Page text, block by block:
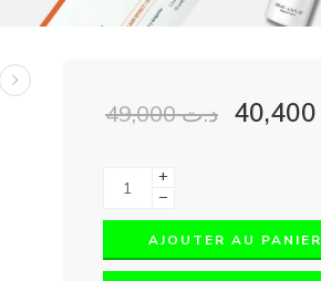
د.ت49,000
+
−
AJOUTER AU PANIER